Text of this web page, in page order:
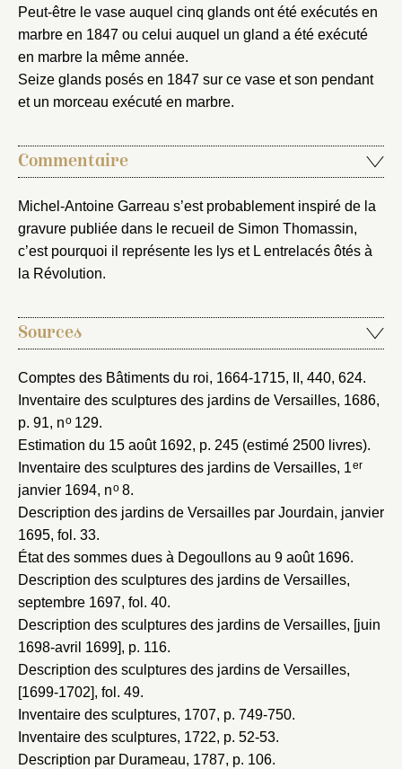
Peut-être le vase auquel cinq glands ont été exécutés en
marbre en 1847 ou celui auquel un gland a été exécuté
en marbre la même année.
Seize glands posés en 1847 sur ce vase et son pendant
et un morceau exécuté en marbre.
Commentaire
Michel-Antoine Garreau s’est probablement inspiré de la
gravure publiée dans le recueil de Simon Thomassin,
c’est pourquoi il représente les lys et L entrelacés ôtés à
la Révolution.
Sources
Comptes des Bâtiments du roi, 1664-1715, II, 440, 624.
Inventaire des sculptures des jardins de Versailles, 1686,
p. 91, no129.
Estimation du 15 août 1692, p. 245 (estimé 2500 livres).
Inventaire des sculptures des jardins de Versailles, 1er
janvier 1694, no8.
Description des jardins de Versailles par Jourdain, janvier
1695, fol. 33.
État des sommes dues à Degoullons au 9 août 1696.
Description des sculptures des jardins de Versailles,
septembre 1697, fol. 40.
Description des sculptures des jardins de Versailles, [juin
1698-avril 1699], p. 116.
Description des sculptures des jardins de Versailles,
[1699-1702], fol. 49.
Inventaire des sculptures, 1707, p. 749-750.
Inventaire des sculptures, 1722, p. 52-53.
Description par Durameau, 1787, p. 106.
Valider
Nouveau dossier
Créer et ajouter
Mot de passe
Envoyer
Vous n'êtes pas encore inscrit ?Créer un compte
Vous avez oublié votre mot de passe ?Cliquez ici